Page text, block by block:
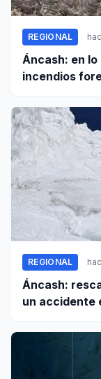
REGIONAL
Áncash: en
incendios
REGIONAL
Áncash:
un accidente